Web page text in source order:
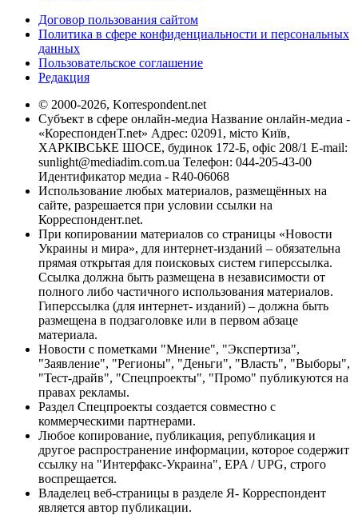
Договор пользования сайтом
Политика в сфере конфиденциальности и персональных
данных
Пользовательское соглашение
Редакция
© 2000-2026, Korrespondent.net
Субъект в сфере онлайн-медиа Название онлайн-медиа -
«КореспонденТ.net» Адрес: 02091, місто Київ,
ХАРКІВСЬКЕ ШОСЕ, будинок 172-Б, офіс 208/1 E-mail:
sunlight@mediadim.com.ua Телефон: 044-205-43-00
Идентификатор медиа - R40-06068
Использование любых материалов, размещённых на
сайте, разрешается при условии ссылки на
Корреспондент.net.
При копировании материалов со страницы «Новости
Украины и мира», для интернет-изданий – обязательна
прямая открытая для поисковых систем гиперссылка.
Ссылка должна быть размещена в независимости от
полного либо частичного использования материалов.
Гиперссылка (для интернет- изданий) – должна быть
размещена в подзаголовке или в первом абзаце
материала.
Новости с пометками "Мнение", "Экспертиза",
"Заявление", "Регионы", "Деньги", "Власть", "Выборы",
"Тест-драйв", "Спецпроекты", "Промо" публикуются на
правах рекламы.
Раздел Спецпроекты создается совместно с
коммерческими партнерами.
Любое копирование, публикация, републикация и
другое распространение информации, которое содержит
ссылку на "Интерфакс-Украина", EPA / UPG, строго
воспрещается.
Владелец веб-страницы в разделе Я- Корреспондент
является автор публикации.